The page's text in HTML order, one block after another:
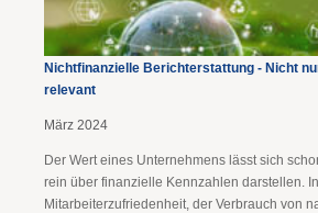
Nichtfinanzielle Berichterstattung - Nicht
relevant
März 2024
Der Wert eines Unternehmens lässt sich
rein über finanzielle Kennzahlen darstellen.
Mitarbeiterzufriedenheit, der Verbrauch von